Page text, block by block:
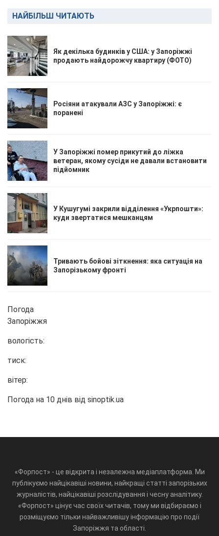
НАЙБІЛЬШ ЧИТАЮТЬ
Як декілька будинків у США: у Запоріжжі
продають найдорожчу квартиру (ФОТО)
Росіяни атакували АЗС у Запоріжжі: є
поранені
У Запоріжжі помер прикутий до ліжка
ветеран, якому сусіди не давали встановити
підйомник
У Кушугумі закрили відділення «Укрпошти»:
куди звертатися мешканцям
Тривають бойові зіткнення: яка ситуація на
Запорізькому фронті
Погода
Запоріжжя
вологість:
тиск:
вітер:
Погода на 10 днів від sinoptik.ua
«Форпост» - це відкрита і незалежна медіаплатформа. Ми
публікуємо найцікавіші новини, найкращі статті запорізьких
журналістів, найцікавіші розслідування і чесну аналітику.
«Форпост» цінує час своїх читачів, тому ми відбираємо і
розміщуємо тільки найважливішу інформацію про події
Запоріжжя та області.